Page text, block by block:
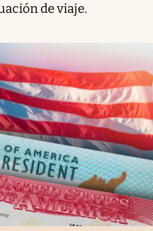
de viaje.